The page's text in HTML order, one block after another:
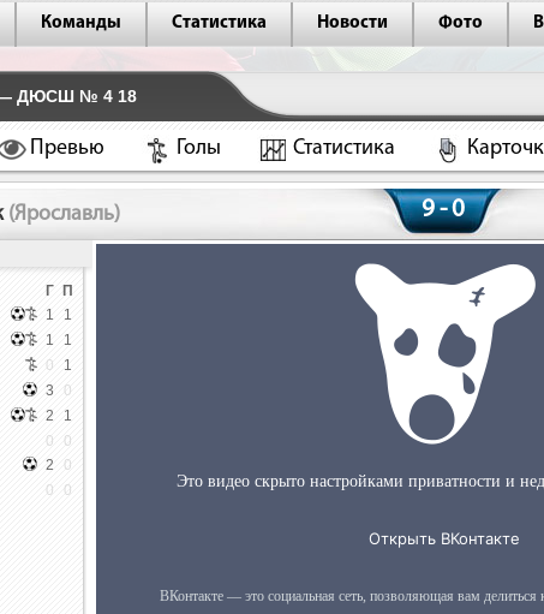
Команды Статистика Новости Фото
ДЮСШ № 4 18
Превью Голы Статистика
(Ярославль) 9 - 0
Г П
1 1
1 1
0 1
3 0
2 1
0 0
2 0
0 0